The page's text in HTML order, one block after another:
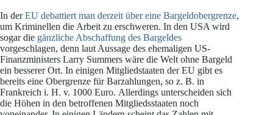
In derEU debattiert man derzeit über eine Bargeldobergrenze,
um Kriminellen die Arbeit zu erschweren. In den USA wird
sogar die gänzliche Abschaffung des Bargeldes
vorgeschlagen, denn laut Aussage des ehemaligen US-
Finanzministers Larry Summers wäre die Welt ohne Bargeld
ein besserer Ort. In einigen Mitgliedstaaten der EU gibt es
bereits eine Obergrenze für Barzahlungen, so z. B. in
Frankreich i. H. v. 1000 Euro. Allerdings unterscheiden sich
die Höhen in den betroffenen Mitgliedsstaaten noch